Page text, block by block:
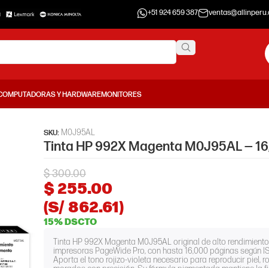
+51 924 659 387
Y HARDWAREMONITORES
SKU: M0J95AL
Tinta HP 992X Magenta M0J95AL —
$300.00
$255.00
(S/ 862.61)
15% DSCTO
Tinta HP 992X Magenta M0J95AL original de alto
impresoras PageWide Pro, con hasta 16,000 páginas según
Aporta el tono rojizo-violeta necesario para reproducir piel,